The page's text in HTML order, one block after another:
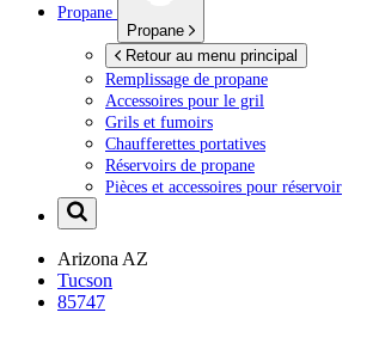
Propane
Propane
Retour au menu principal
Remplissage de propane
Accessoires pour le gril
Grils et fumoirs
Chaufferettes portatives
Réservoirs de propane
Pièces et accessoires pour réservoir
Arizona AZ
Tucson
85747